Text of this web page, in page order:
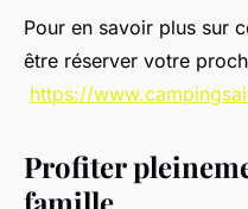
Pour en savoir plus sur
être réserver votre
https://
Profiter